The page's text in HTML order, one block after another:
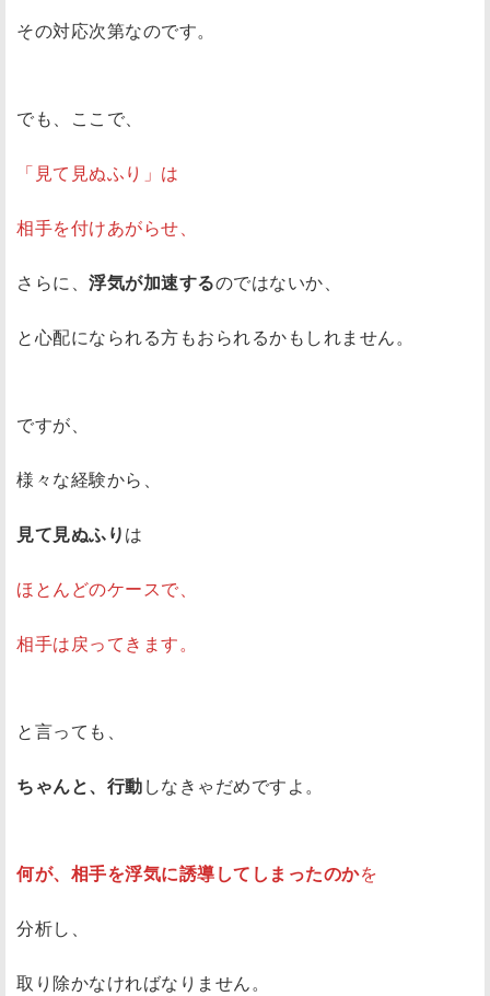
その対応次第なのです。
でも、ここで、
「見て見ぬふり」は
相手を付けあがらせ、
さらに、 浮気が加速するのではないか、
と心配になられる方もおられるかもしれません。
ですが、
様々な経験から、
見て見ぬふりは
ほとんどのケースで、
相手は戻ってきます。
と言っても、
ちゃんと、行動しなきゃだめですよ。
何が、相手を浮気に誘導してしまったのかを
分析し、
取り除かなければなりません。